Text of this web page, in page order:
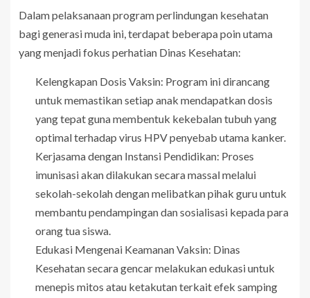
Dalam pelaksanaan program perlindungan kesehatan
bagi generasi muda ini, terdapat beberapa poin utama
yang menjadi fokus perhatian Dinas Kesehatan:
Kelengkapan Dosis Vaksin: Program ini dirancang
untuk memastikan setiap anak mendapatkan dosis
yang tepat guna membentuk kekebalan tubuh yang
optimal terhadap virus HPV penyebab utama kanker.
Kerjasama dengan Instansi Pendidikan: Proses
imunisasi akan dilakukan secara massal melalui
sekolah-sekolah dengan melibatkan pihak guru untuk
membantu pendampingan dan sosialisasi kepada para
orang tua siswa.
Edukasi Mengenai Keamanan Vaksin: Dinas
Kesehatan secara gencar melakukan edukasi untuk
menepis mitos atau ketakutan terkait efek samping